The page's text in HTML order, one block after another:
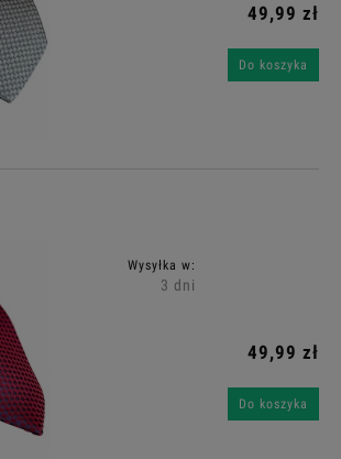
49,99 zł
Do koszyka
Wysyłka w:
3 dni
49,99 zł
Do koszyka